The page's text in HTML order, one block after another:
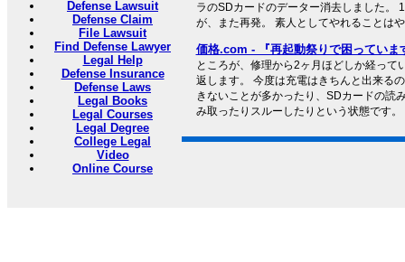
Defense Lawsuit
Defense Claim
File Lawsuit
Find Defense Lawyer
Legal Help
Defense Insurance
Defense Laws
Legal Books
Legal Courses
Legal Degree
College Legal
Video
Online Course
ラのSDカードのデーター消去しました。
が、また再発。 素人としてやれることは
価格.com - 『再起動祭りで困っていま
ところが、修理から2ヶ月ほどしか経って
返します。 今度は充電はきちんと出来る
きないことが多かったり、SDカードの読
み取ったりスルーしたりという状態です。